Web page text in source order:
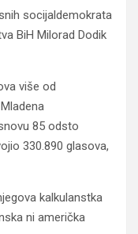
socijaldemokrata
BiH Milorad Dodik
više od
85 odsto
330.890 glasova,
kalkulanstka
ni američka